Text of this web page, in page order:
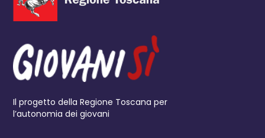
Il progetto della Regione Toscana per
l’autonomia dei giovani